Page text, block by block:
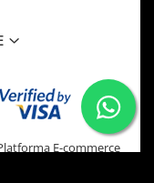
E-commerce